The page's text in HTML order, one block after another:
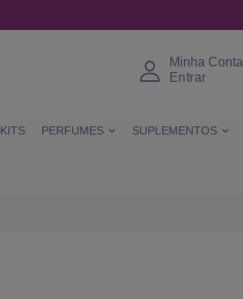
Minha Conta
Entrar
KITS PERFUMES SUPLEMENTOS